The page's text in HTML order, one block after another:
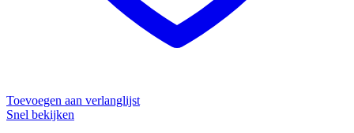
Toevoegen aan verlanglijst
Snel bekijken